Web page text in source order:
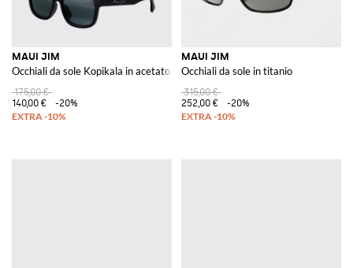
MAUI JIM
Occhiali da sole Kopikala in acetato
175,00 €
140,00 €
-20%
MAUI JIM
Occhiali da sole in titanio
315,00 €
252,00 €
-20%